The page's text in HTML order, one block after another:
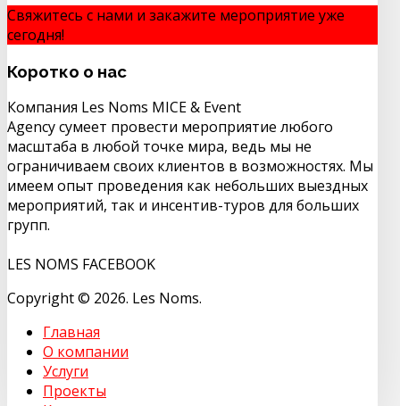
Свяжитесь с нами и закажите мероприятие уже
сегодня!
Коротко о нас
Компания Les Noms MICE & Event
Agency сумеет провести мероприятие любого
масштаба в любой точке мира, ведь мы не
ограничиваем своих клиентов в возможностях. Мы
имеем опыт проведения как небольших выездных
мероприятий, так и инсентив-туров для больших
групп.
LES NOMS FACEBOOK
Copyright © 2026. Les Noms.
Главная
О компании
Услуги
Проекты